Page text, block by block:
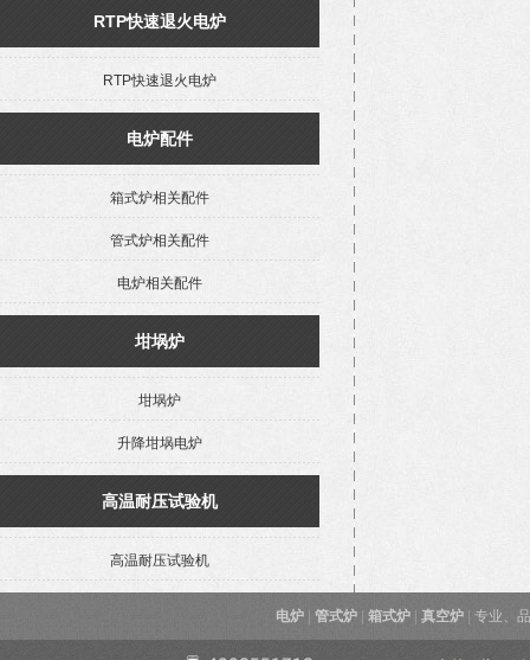
RTP快速退火电炉
RTP快速退火电炉
电炉配件
箱式炉相关配件
管式炉相关配件
电炉相关配件
坩埚炉
坩埚炉
升降坩埚电炉
高温耐压试验机
高温耐压试验机
电炉 管式炉 箱式炉 真空炉 专业、